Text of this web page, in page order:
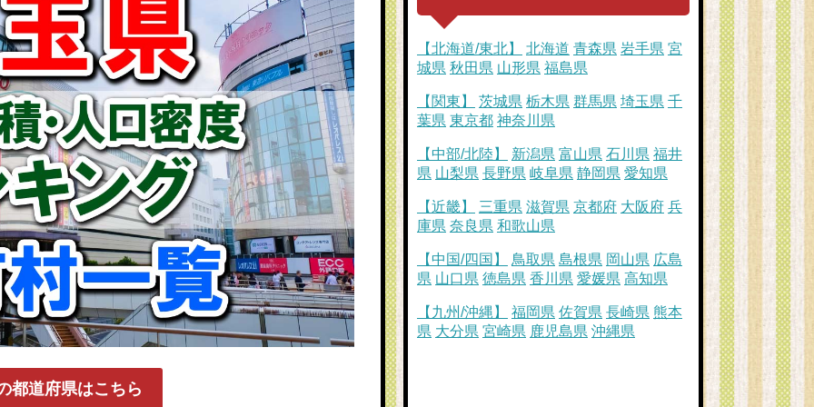
都道府県はこちら
【北海道/東北】 北海道 青森県 岩手県 宮
城県 秋田県 山形県 福島県
【関東】 茨城県 栃木県 群馬県 埼玉県 千
葉県 東京都 神奈川県
【中部/北陸】 新潟県 富山県 石川県 福井
県 山梨県 長野県 岐阜県 静岡県 愛知県
【近畿】 三重県 滋賀県 京都府 大阪府 兵
庫県 奈良県 和歌山県
【中国/四国】 鳥取県 島根県 岡山県 広島
県 山口県 徳島県 香川県 愛媛県 高知県
【九州/沖縄】 福岡県 佐賀県 長崎県 熊本
県 大分県 宮崎県 鹿児島県 沖縄県